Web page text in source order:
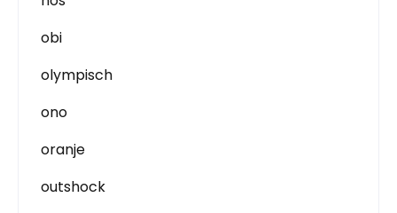
obi
olympisch
ono
oranje
outshock